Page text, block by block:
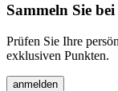
Sammeln Sie
Prüfen Sie Ihre
exklusiven Punkten.
anmelden